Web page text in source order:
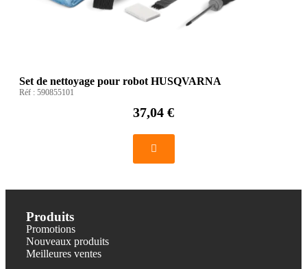
Set de nettoyage pour robot HUSQVARNA
Réf : 590855101
37,04 €
Produits
Promotions
Nouveaux produits
Meilleures ventes